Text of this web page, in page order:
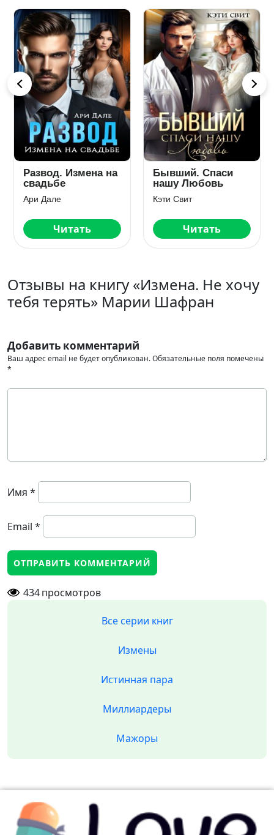
Развод. Измена на
свадьбе
Ари Дале
Читать
Бывший. Спаси
нашу Любовь
Кэти Свит
Читать
Отзывы на книгу «Измена. Не хочу
тебя терять» Марии Шафран
Добавить комментарий
Ваш адрес email не будет опубликован.Обязательные поля помечены
*
Имя *
Email *
434просмотров
Все серии книг
Измены
Истинная пара
Миллиардеры
Мажоры